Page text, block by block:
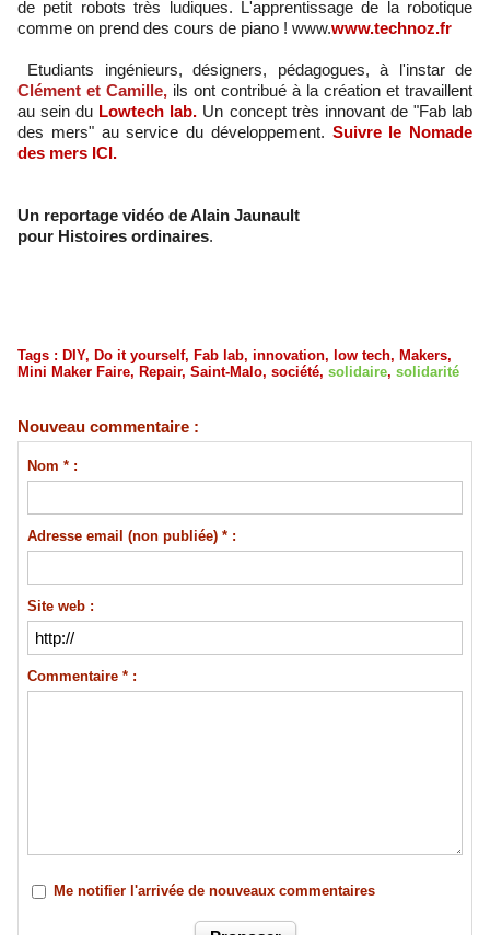
de petit robots très ludiques. L'apprentissage de la robotique
comme on prend des cours de piano ! www.www.technoz.fr
Etudiants ingénieurs, désigners, pédagogues, à l'instar de
Clément et Camille, ils ont contribué à la création et travaillent
au sein du Lowtech lab. Un concept très innovant de "Fab lab
des mers" au service du développement. Suivre le Nomade
des mers ICI.
Un reportage vidéo de Alain Jaunault
pour Histoires ordinaires.
Tags : DIY, Do it yourself, Fab lab, innovation, low tech, Makers,
Mini Maker Faire, Repair, Saint-Malo, société, solidaire, solidarité
Nouveau commentaire :
Nom * :
Adresse email (non publiée) * :
Site web :
Commentaire * :
Me notifier l'arrivée de nouveaux commentaires